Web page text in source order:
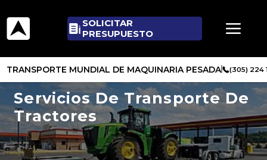
SOLICITAR
PRESUPUESTO
TRANSPORTE MUNDIAL DE MAQUINARIA PESADA (305) 224
Servicios De Transporte De
Tractores